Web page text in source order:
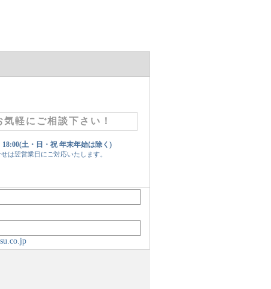
気軽にご相談下さい！
18:00(土・日・祝 年末年始は除く)
は翌営業日にご対応いたします。